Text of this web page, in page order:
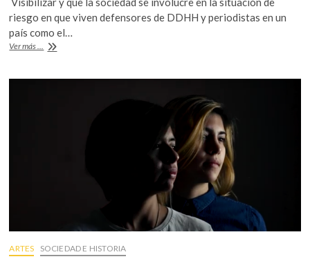
e
b
o
o
itt
er
at
p
riesgo en que viven defensores de DDHH y periodistas en un
país como el…
Ver más ... Voces
ARTES SOCIEDAD E HISTORIA